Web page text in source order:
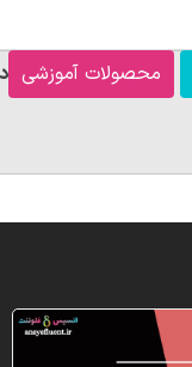
محصولات آموزشی